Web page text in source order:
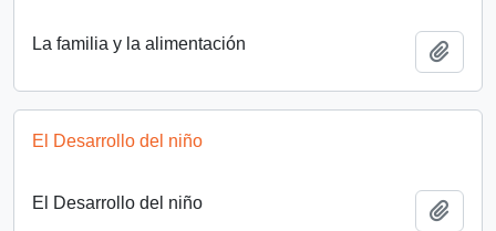
La familia y la alimentación
El Desarrollo del niño
El Desarrollo del niño